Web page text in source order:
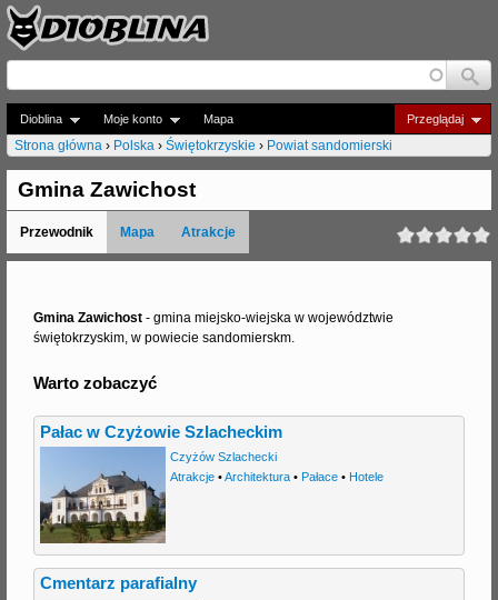
Jump to navigation
Dioblina Moje konto Przeglądaj
Mapa
J
e
s
Strona główna › Polska › Świętokrzyskie › Powiat sandomierski
Gmina Zawichost
Przewodnik Mapa Atrakcje
Gmina Zawichost - gmina miejsko-wiejska w województwie
świętokrzyskim, w powiecie sandomierskm.
Warto zobaczyć
Pałac w Czyżowie Szlacheckim
Czyżów Szlachecki
Atrakcje•Architektura• Pałace• Hotele
Cmentarz parafialny